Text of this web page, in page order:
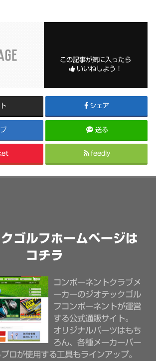
この記事が気に入ったら
いいねしよう！
シェア
送る
feedly
ゴルフホームページは
コチラ
コンポーネントクラブメ
ーカーのジオテックゴル
フコンポーネントが運営
する公式通販サイト。
オリジナルパーツはもち
ろん、各種メーカーパー
ロが使用する工具もラインアップ。